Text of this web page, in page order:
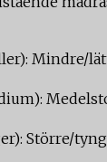
Mindre/
Större/